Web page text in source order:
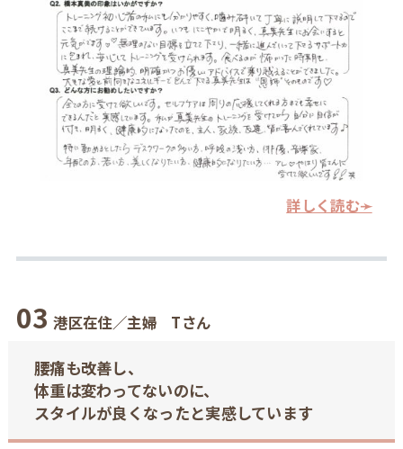
詳しく読む➛
03 港区在住／主婦 Tさん
腰痛も改善し、
体重は変わってないのに、
スタイルが良くなったと実感しています